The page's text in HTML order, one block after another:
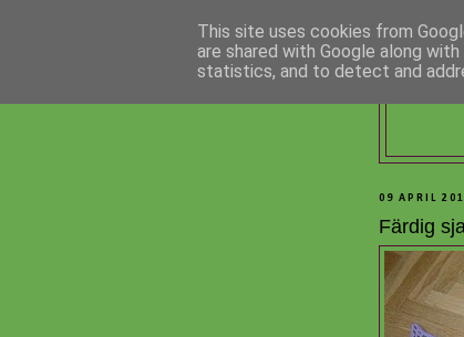
09 APRIL
Färdig
This site uses cookies from
are shared with Google along
statistics, and to detect and